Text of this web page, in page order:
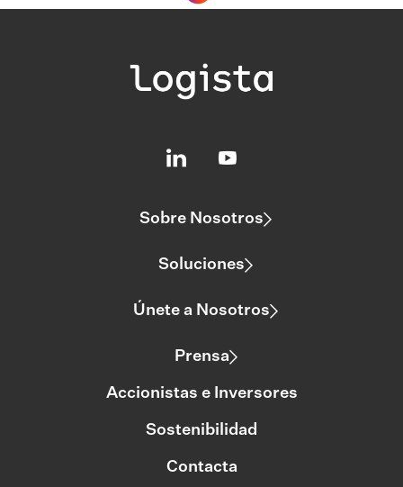
Sobre Nosotros
Soluciones
Únete a Nosotros
Prensa
Accionistas e Inversores
Sostenibilidad
Contacta